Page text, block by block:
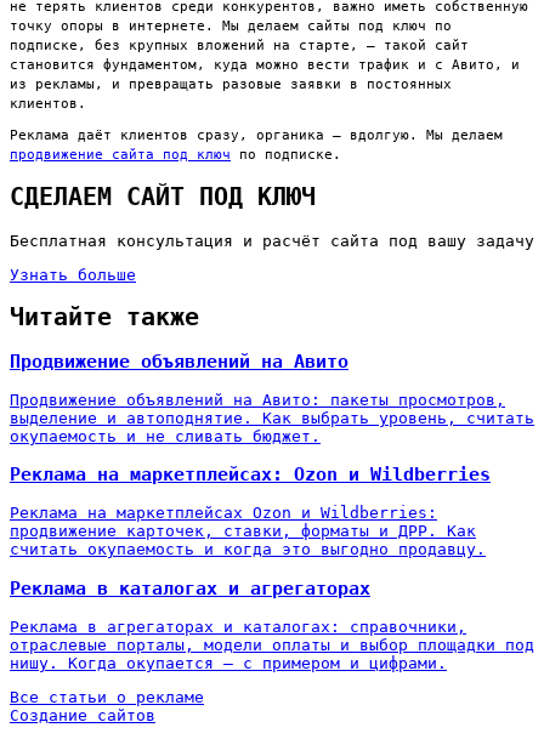
не терять клиентов среди конкурентов, важно иметь собственную
точку опоры в интернете. Мы делаем сайты под ключ по
подписке, без крупных вложений на старте, — такой сайт
становится фундаментом, куда можно вести трафик и с Авито, и
из рекламы, и превращать разовые заявки в постоянных
клиентов.
Реклама даёт клиентов сразу, органика — вдолгую. Мы делаем
продвижение сайта под ключ по подписке.
СДЕЛАЕМ САЙТ ПОД КЛЮЧ
Бесплатная консультация и расчёт сайта под вашу задачу
Узнать больше
Читайте также
Продвижение объявлений на Авито
Продвижение объявлений на Авито: пакеты просмотров,
выделение и автоподнятие. Как выбрать уровень, считать
окупаемость и не сливать бюджет.
Реклама на маркетплейсах: Ozon и Wildberries
Реклама на маркетплейсах Ozon и Wildberries:
продвижение карточек, ставки, форматы и ДРР. Как
считать окупаемость и когда это выгодно продавцу.
Реклама в каталогах и агрегаторах
Реклама в агрегаторах и каталогах: справочники,
отраслевые порталы, модели оплаты и выбор площадки под
нишу. Когда окупается — с примером и цифрами.
Все статьи о рекламе
Создание сайтов